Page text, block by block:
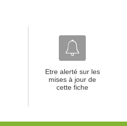
Etre alerté sur les
mises à jour de
cette fiche